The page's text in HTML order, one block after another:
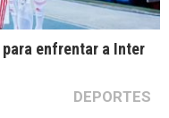
enfrentar a Inter
DEPORTES